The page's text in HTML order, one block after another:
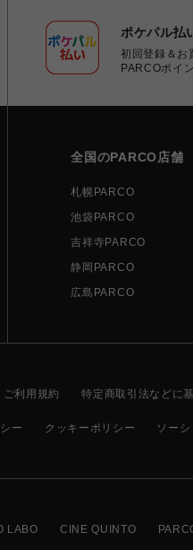
ポケパル払
初回登録＆お
PARCOポイ
全国のPARCO店舗
札幌PARCO
池袋PARCO
吉祥寺PARCO
静岡PARCO
広島PARCO
ご利用規約 特定商取引法などに
ー クッキーポリシー ソー
LABO CINE QUINTO